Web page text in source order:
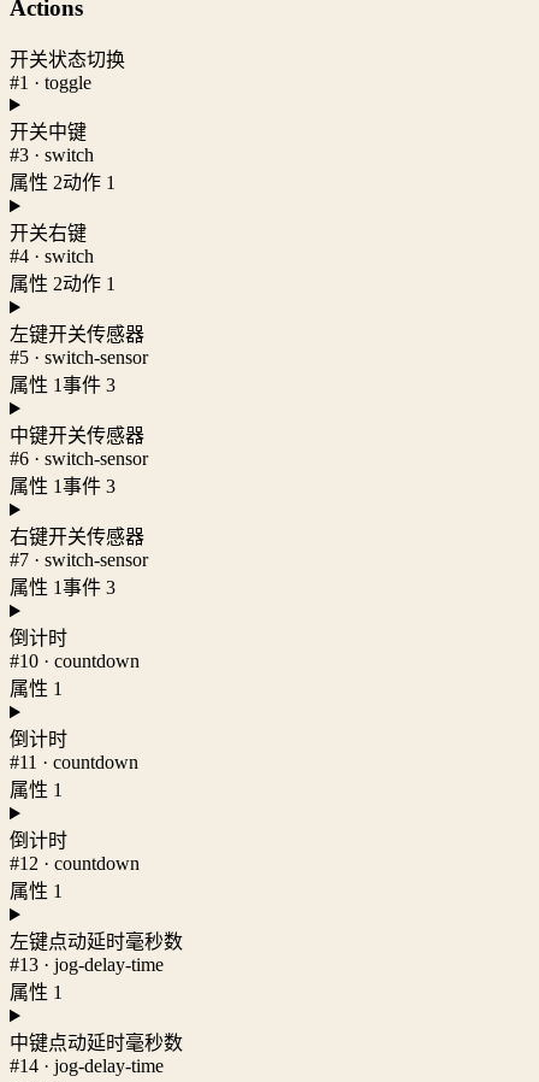
Actions
开关状态切换
#1 · toggle
开关中键
#3 · switch
属性 2动作 1
开关右键
#4 · switch
属性 2动作 1
左键开关传感器
#5 · switch-sensor
属性 1事件 3
中键开关传感器
#6 · switch-sensor
属性 1事件 3
右键开关传感器
#7 · switch-sensor
属性 1事件 3
倒计时
#10 · countdown
属性 1
倒计时
#11 · countdown
属性 1
倒计时
#12 · countdown
属性 1
左键点动延时毫秒数
#13 · jog-delay-time
属性 1
中键点动延时毫秒数
#14 · jog-delay-time